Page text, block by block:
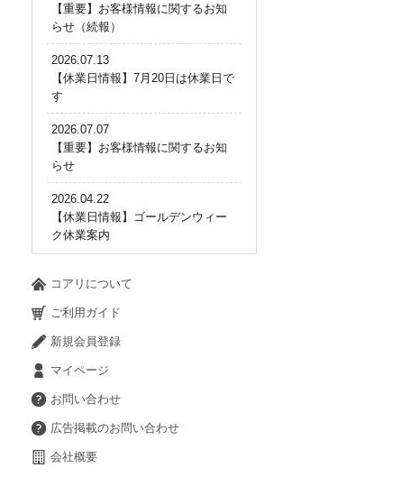
【重要】お客様情報に関するお知
らせ（続報）
2026.07.13
【休業日情報】7月20日は休業日で
す
2026.07.07
【重要】お客様情報に関するお知
らせ
2026.04.22
【休業日情報】ゴールデンウィー
ク休業案内
コアリについて
ご利用ガイド
新規会員登録
マイページ
お問い合わせ
広告掲載のお問い合わせ
会社概要